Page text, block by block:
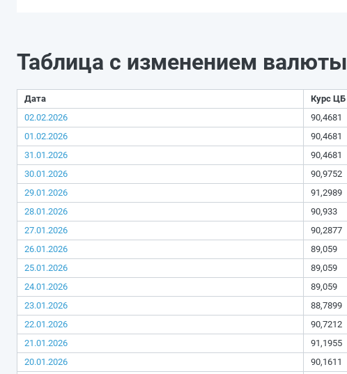
Таблица с изменением валюты
Дата
Курс ЦБ
02.02.2026
90,4681
01.02.2026
90,4681
31.01.2026
90,4681
30.01.2026
90,9752
29.01.2026
91,2989
28.01.2026
90,933
27.01.2026
90,2877
26.01.2026
89,059
25.01.2026
89,059
24.01.2026
89,059
23.01.2026
88,7899
22.01.2026
90,7212
21.01.2026
91,1955
20.01.2026
90,1611